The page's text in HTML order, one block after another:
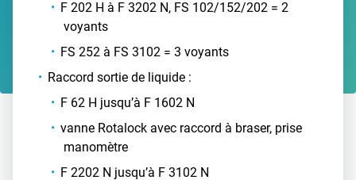
F 202 H à F 3202 N, FS 102/152/202 = 2
voyants
FS 252 à FS 3102 = 3 voyants
Raccord sortie de liquide :
F 62 H jusqu’à F 1602 N
vanne Rotalock avec raccord à braser, prise
manomètre
F 2202 N jusqu’à F 3102 N